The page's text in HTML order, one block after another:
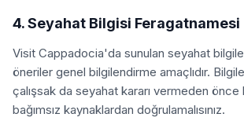
4. Seyahat Bilgisi Feragatnamesi
Visit Cappadocia'da sunulan seyahat
öneriler genel bilgilendirme amaçlıdır.
çalışsak da seyahat kararı vermeden önce
bağımsız kaynaklardan doğrulamalısınız.